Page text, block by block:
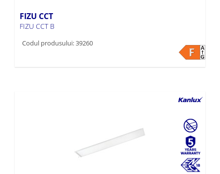
FIZU CCT
FIZU CCT B
Codul produsului: 39260